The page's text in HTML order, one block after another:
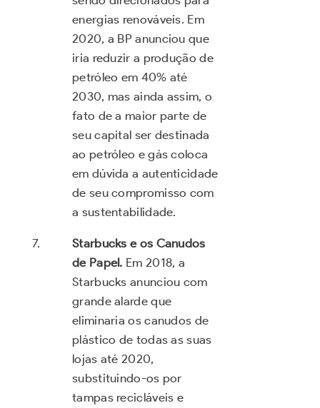
energias renováveis. Em
2020, a BP anunciou que
iria reduzir a produção de
petróleo em 40% até
2030, mas ainda assim, o
fato de a maior parte de
seu capital ser destinada
ao petróleo e gás coloca
em dúvida a autenticidade
de seu compromisso com
a sustentabilidade.
Starbucks e os Canudos
de Papel. Em 2018, a
Starbucks anunciou com
grande alarde que
eliminaria os canudos de
plástico de todas as suas
lojas até 2020,
substituindo-os por
tampas recicláveis e